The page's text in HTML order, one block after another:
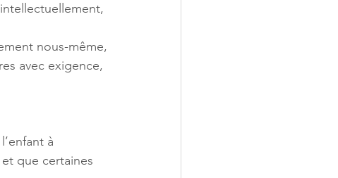
nous-même,
avec exigence,
à
que certaines